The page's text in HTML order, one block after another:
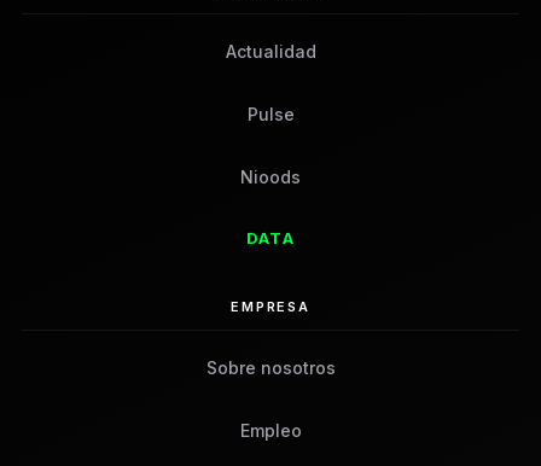
Actualidad
Pulse
Nioods
DATA
EMPRESA
Sobre nosotros
Empleo